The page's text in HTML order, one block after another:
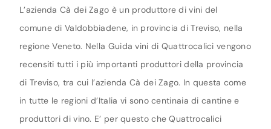
L’azienda Cà dei Zago è un produttore di vini del
comune di Valdobbiadene, in provincia di Treviso, nella
regione Veneto. Nella Guida vini di Quattrocalici vengono
recensiti tutti i più importanti produttori della provincia
di Treviso, tra cui l’azienda Cà dei Zago. In questa come
in tutte le regioni d’Italia vi sono centinaia di cantine e
produttori di vino. E’ per questo che Quattrocalici